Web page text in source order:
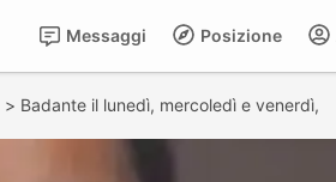
Posizione
Messaggi
> Badante il lunedì, mercoledì e venerdì,